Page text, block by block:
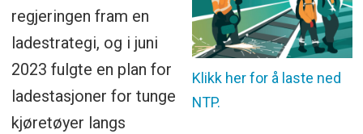
Bergensbanen: Utsettelse av
Ringeriksbanen betyr at togene mellom
Oslo og Bergen fortsatt må gå via
Drammen – i stedet for å spare en time.
Klikk her for å laste ned
NTP.
regjeringen fram en
ladestrategi, og i juni
2023 fulgte en plan for
ladestasjoner for tunge
kjøretøyer langs